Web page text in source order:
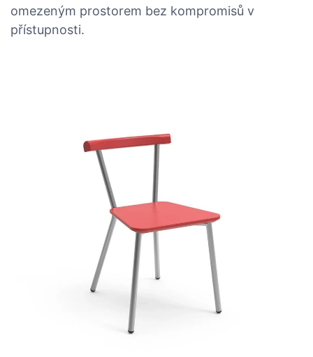
omezeným prostorem bez kompromisů v
přístupnosti.